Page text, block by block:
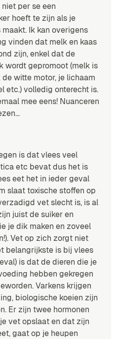
per se een
hoeft te zijn als je
Ik kan overigens
vinden dat melk en kaas
zijn, enkel dat de
wordt gepromoot (melk is
witte motor, je lichaam
etc.) volledig onterecht is.
mee eens! Nuanceren
is dat vlees veel
etc bevat dus het is
eet het in ieder geval
slaat toxische stoffen op
vet slecht is, is al
juist de suiker en
je dik maken en zoveel
Vet op zich zorgt niet
belangrijkste is bij vlees
is dat de dieren die je
hebben gekregen
Varkens krijgen
biologische koeien zijn
Er zijn twee hormonen
vet opslaat en dat zijn
gaat op je heupen